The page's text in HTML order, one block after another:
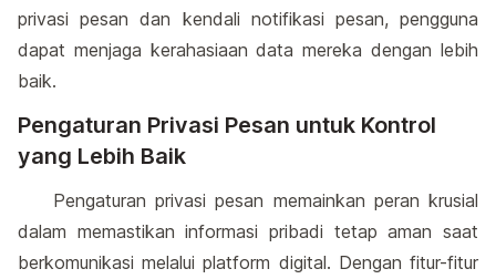
privasi pesan dan kendali notifikasi pesan, pengguna
dapat menjaga kerahasiaan data mereka dengan lebih
baik.
Pengaturan Privasi Pesan untuk Kontrol
yang Lebih Baik
Pengaturan privasi pesan memainkan peran krusial
dalam memastikan informasi pribadi tetap aman saat
berkomunikasi melalui platform digital. Dengan fitur-fitur